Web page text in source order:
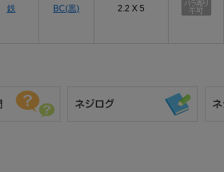
鉄 BC(黒) 2.2 X 5